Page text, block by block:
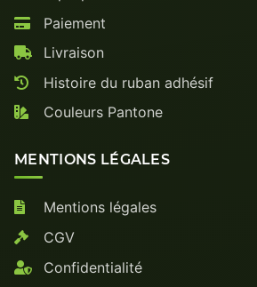
Paiement
Livraison
Histoire du ruban adhésif
Couleurs Pantone
MENTIONS LÉGALES
Mentions légales
CGV
Confidentialité